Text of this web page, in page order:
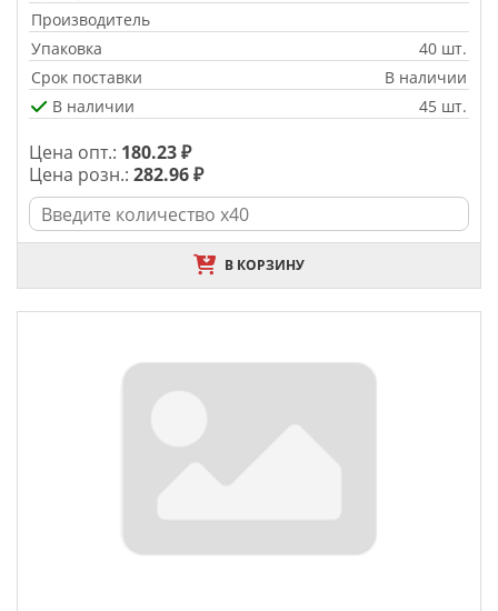
Производитель
Упаковка
40 шт.
Срок поставки
В наличии
В наличии
45 шт.
Цена опт.: 180.23 ₽
Цена розн.: 282.96 ₽
В КОРЗИНУ